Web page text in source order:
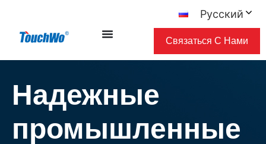
Русский
Связаться С Нами
Надежные
промышленные